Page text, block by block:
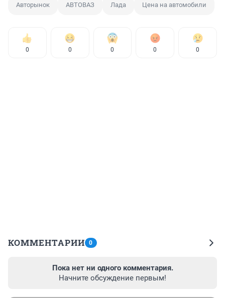
Авторынок АВТОВАЗ Лада Цена на автомобили
0 0 0 0 0
КОММЕНТАРИИ 0
Пока нет ни одного комментария.
Начните обсуждение первым!